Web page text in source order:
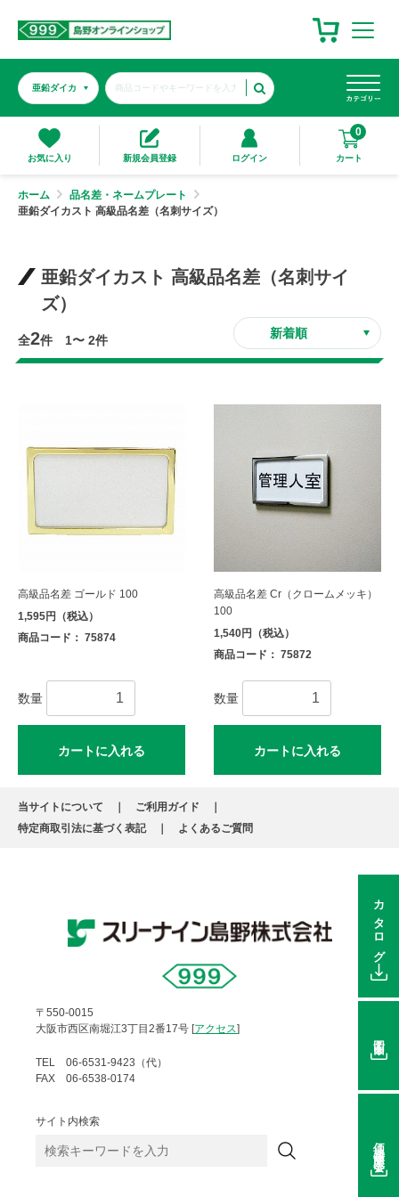
お気に入り 新規会員登録 ログイン
0
カート
ホーム
品名差・ネームプレート
亜鉛ダイカスト 高級品名差（名刺サイズ）
亜鉛ダイカスト 高級品名差（名刺サイ
ズ）
全2件 1〜 2件
高級品名差 ゴールド 100
1,595円（税込）
商品コード： 75874
数量
カートに入れる
高級品名差 Cr（クロームメッキ）
100
1,540円（税込）
商品コード： 75872
数量
カートに入れる
当サイトについて
ご利用ガイド
特定商取引法に基づく表記
よくあるご質問
カタログ
価格在庫照会
〒550-0015
大阪市西区南堀江3丁目2番17号 [アクセス]
TEL 06-6531-9423（代）
FAX 06-6538-0174
サイト内検索